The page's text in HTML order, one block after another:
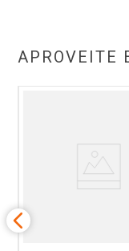
APROVEITE